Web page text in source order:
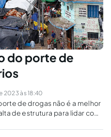
do porte de
2023 às 18:40
de drogas não é a melhor
de estrutura para lidar com
mais eficaz.